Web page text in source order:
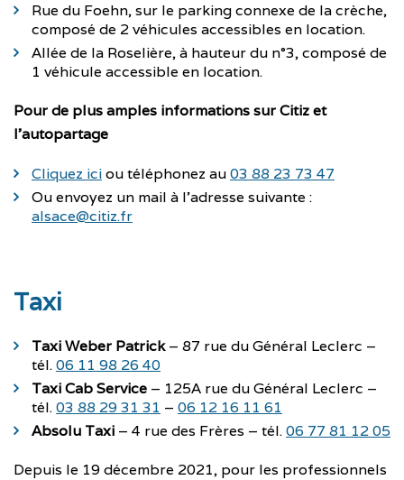
Rue du Foehn, sur le parking connexe de la crèche,
composé de 2 véhicules accessibles en location.
Allée de la Roselière, à hauteur du n°3, composé de
1 véhicule accessible en location.
Pour de plus amples informations sur Citiz et
l’autopartage
Cliquez iciou téléphonez au03 88 23 73 47
Ou envoyez un mail à l’adresse suivante :
alsace@citiz.fr
Taxi
Taxi Weber Patrick– 87 rue du Général Leclerc –
tél.06 11 98 26 40
Taxi Cab Service – 125A rue du Général Leclerc –
tél.03 88 29 31 31 – 06 12 16 11 61
Absolu Taxi – 4 rue des Frères – tél.06 77 81 12 05
Depuis le 19 décembre 2021, pour les professionnels